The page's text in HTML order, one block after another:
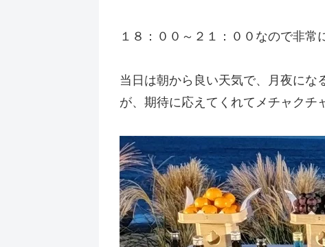
１８：００～２１：００なので非
当日は朝から良い天気で、月夜にな
が、期待に応えてくれてメチャクチ